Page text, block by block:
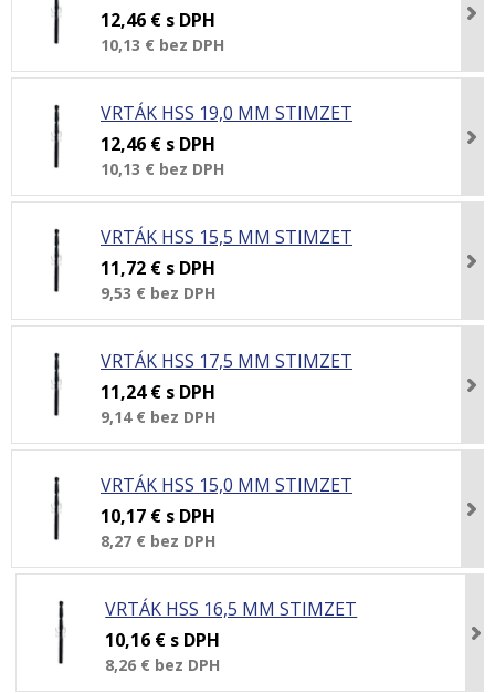
12,46 € s DPH
10,13 € bez DPH
VRTÁK HSS 19,0 MM STIMZET
12,46 € s DPH
10,13 € bez DPH
VRTÁK HSS 15,5 MM STIMZET
11,72 € s DPH
9,53 € bez DPH
VRTÁK HSS 17,5 MM STIMZET
11,24 € s DPH
9,14 € bez DPH
VRTÁK HSS 15,0 MM STIMZET
10,17 € s DPH
8,27 € bez DPH
VRTÁK HSS 16,5 MM STIMZET
10,16 € s DPH
8,26 € bez DPH